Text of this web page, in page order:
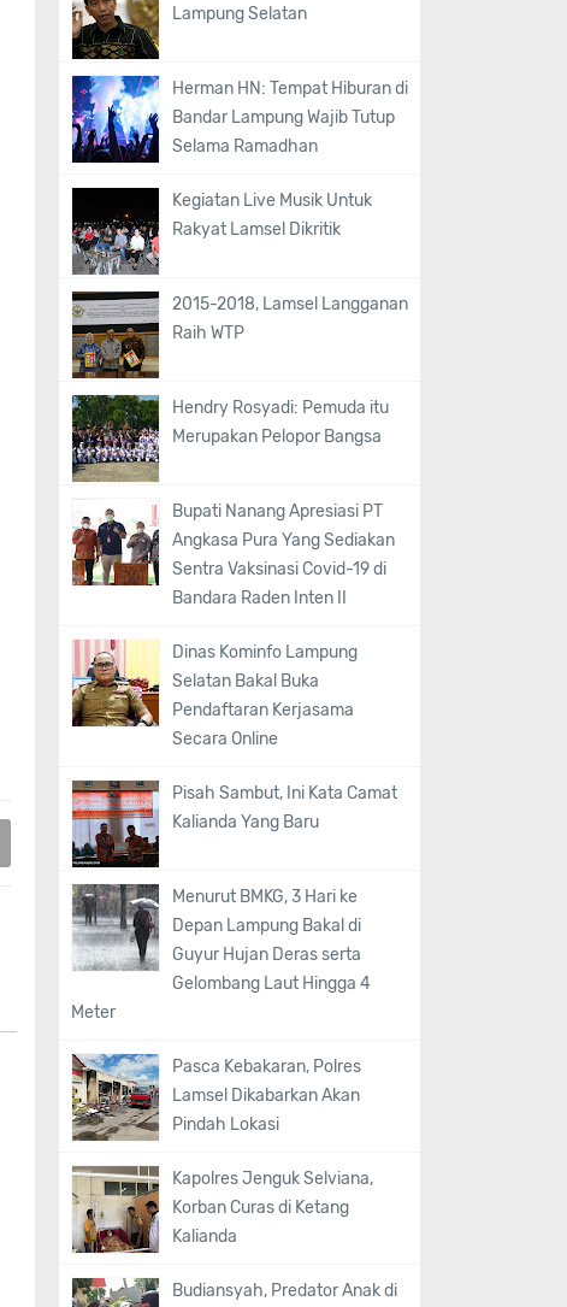
Lampung Selatan
Herman HN: Tempat Hiburan di
Bandar Lampung Wajib Tutup
Selama Ramadhan
Kegiatan Live Musik Untuk
Rakyat Lamsel Dikritik
2015-2018, Lamsel Langganan
Raih WTP
Hendry Rosyadi: Pemuda itu
Merupakan Pelopor Bangsa
Bupati Nanang Apresiasi PT
Angkasa Pura Yang Sediakan
Sentra Vaksinasi Covid-19 di
Bandara Raden Inten II
Dinas Kominfo Lampung
Selatan Bakal Buka
Pendaftaran Kerjasama
Secara Online
Pisah Sambut, Ini Kata Camat
Kalianda Yang Baru
Menurut BMKG, 3 Hari ke
Depan Lampung Bakal di
Guyur Hujan Deras serta
Gelombang Laut Hingga 4
Meter
Pasca Kebakaran, Polres
Lamsel Dikabarkan Akan
Pindah Lokasi
Kapolres Jenguk Selviana,
Korban Curas di Ketang
Kalianda
Budiansyah, Predator Anak di